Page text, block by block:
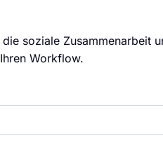
soziale Zusammenarbeit
Workflow.